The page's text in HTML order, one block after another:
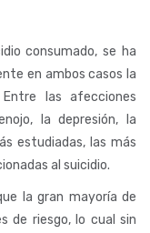
consumado, se ha
en ambos casos la
las afecciones
la depresión, la
estudiadas, las más
al suicidio.
la gran mayoría de
de riesgo, lo cual sin